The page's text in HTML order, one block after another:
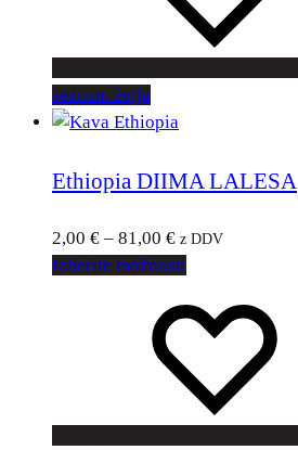
seznam želja
Ethiopia DIIMA LALESA
2,00 € – 81,00 € z DDV
Izberite možnosti